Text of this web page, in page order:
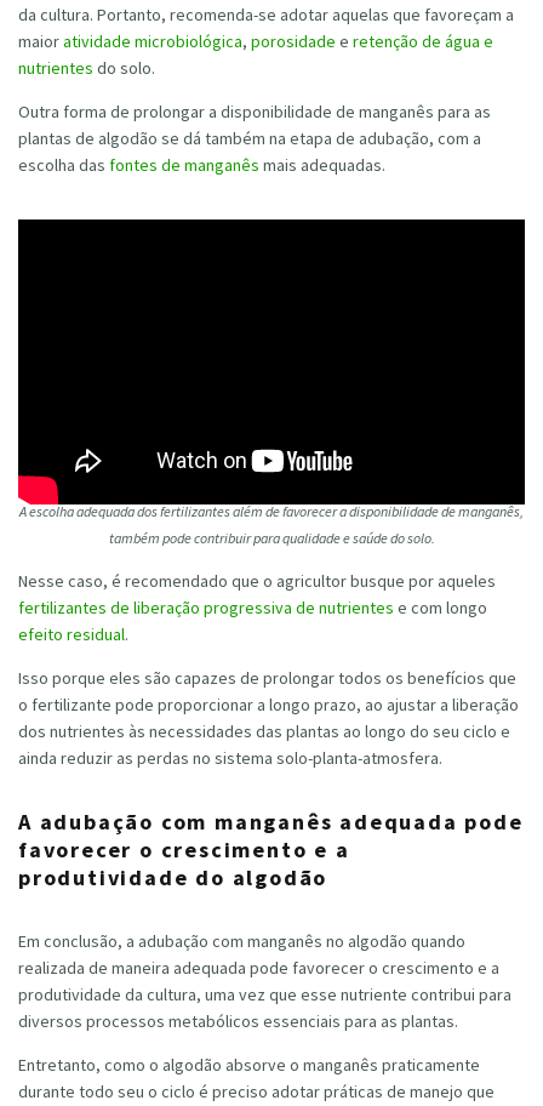
da cultura. Portanto, recomenda-se adotar aquelas que favoreçam a
maioratividade microbiológica, porosidade e retenção de água e
nutrientes do solo.
Outra forma de prolongar a disponibilidade de manganês para as
plantas de algodão se dá também na etapa de adubação, com a
escolha das fontes de manganês mais adequadas.
A escolha adequada dos fertilizantes além de favorecer a disponibilidade de manganês,
também pode contribuir para qualidade e saúde do solo.
Nesse caso, é recomendado que o agricultor busque por aqueles
fertilizantes de liberação progressiva de nutrientes e com longo
efeito residual.
Isso porque eles são capazes de prolongar todos os benefícios que
o fertilizante pode proporcionar a longo prazo, ao ajustar a liberação
dos nutrientes às necessidades das plantas ao longo do seu ciclo e
ainda reduzir as perdas no sistema solo-planta-atmosfera.
A adubação com manganês adequada pode
favorecer o crescimento e a
produtividade do algodão
Em conclusão, a adubação com manganês no algodão quando
realizada de maneira adequada pode favorecer o crescimento e a
produtividade da cultura, uma vez que esse nutriente contribui para
diversos processos metabólicos essenciais para as plantas.
Entretanto, como o algodão absorve o manganês praticamente
durante todo seu o ciclo é preciso adotar práticas de manejo que